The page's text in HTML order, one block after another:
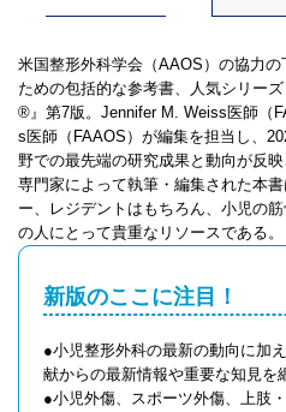
米国整形外科学会（AAOS）の協力
ための包括的な参考書、人気シリー
®』第7版。Jennifer M. Weiss医師（
s医師（FAAOS）が編集を担当し、
野での最先端の研究成果と動向が反
専門家によって執筆・編集された本
ー、レジデントはもちろん、小児の
の人にとって貴重なリソースである。
新版のここに注目！
●小児整形外科の最新の動向に加
献からの最新情報や重要な知見を
●小児外傷、スポーツ外傷、上肢